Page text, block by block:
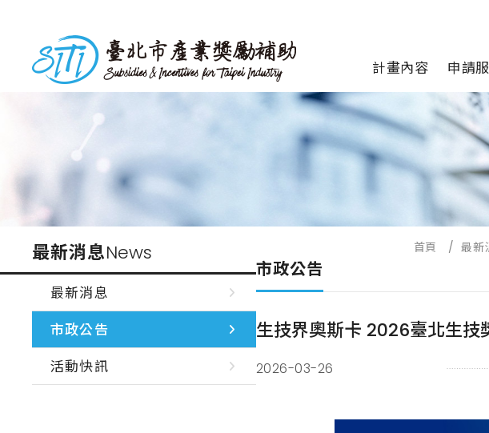
台北市產業獎勵補助
計畫內容 申請
最新消息News
最新消息
市政公告
活動快訊
首頁 / 最新
市政公告
生技界奧斯卡 2026臺北生
2026-03-26